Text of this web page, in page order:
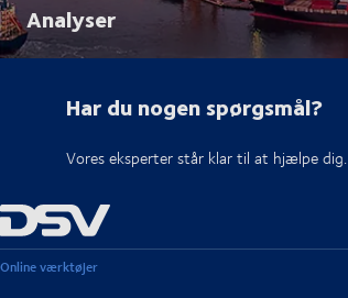
Analyser
Har du nogen spørgsmål?
Vores eksperter står klar til at hjælpe dig.
Online værktøjer